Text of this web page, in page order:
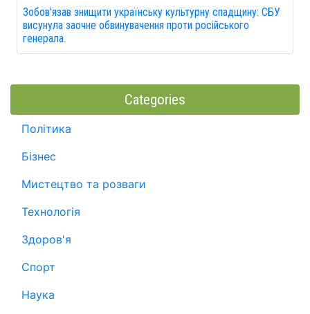
Зобов'язав знищити українську культурну спадщину: СБУ
висунула заочне обвинувачення проти російського
генерала.
Categories
Політика
Бізнес
Мистецтво та розваги
Технологія
Здоров'я
Спорт
Наука